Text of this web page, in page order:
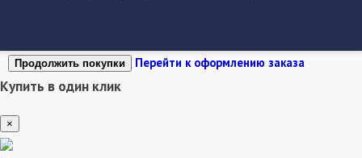
Продолжить покупки Перейти к оформлению заказа
Купить в один клик
×